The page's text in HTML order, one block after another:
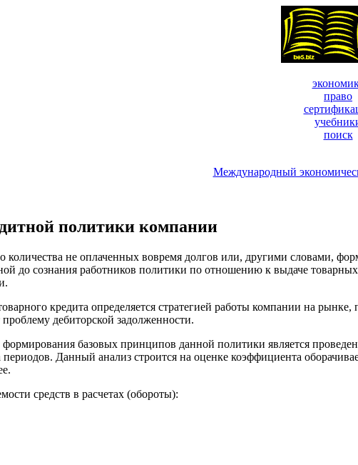
право
поиск
Международный
политики компании
не оплаченных вовремя долгов или, другими словами,
до сознания работников политики по отношению к выдаче
кредита определяется стратегией работы компании на рынке,
дебиторской задолженности.
базовых принципов данной политики является
Данный анализ строится на оценке коэффициента
средств в расчетах (обороты):